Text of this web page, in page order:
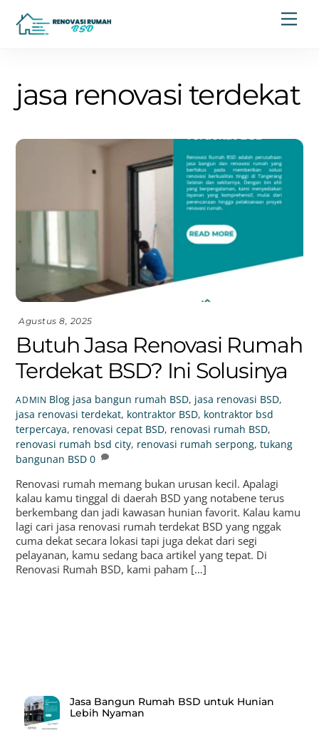
content
jasa renovasi terdekat
Agustus 8, 2025
Butuh Jasa Renovasi Rumah
Terdekat BSD? Ini Solusinya
ADMIN Blog jasa bangun rumah BSD, jasa renovasi BSD,
jasa renovasi terdekat, kontraktor BSD, kontraktor bsd
terpercaya, renovasi cepat BSD, renovasi rumah BSD,
renovasi rumah bsd city, renovasi rumah serpong,tukang
bangunan BSD 0
Renovasi rumah memang bukan urusan kecil. Apalagi
kalau kamu tinggal di daerah BSD yang notabene terus
berkembang dan jadi kawasan hunian favorit. Kalau kamu
lagi cari jasa renovasi rumah terdekat BSD yang nggak
cuma dekat secara lokasi tapi juga dekat dari segi
pelayanan, kamu sedang baca artikel yang tepat. Di
Renovasi Rumah BSD, kami paham […]
Jasa Bangun Rumah BSD untuk Hunian
Lebih Nyaman